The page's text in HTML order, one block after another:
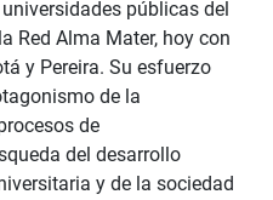
públicas del
Red Alma Mater, hoy con
y Pereira. Su esfuerzo
de la
de
del desarrollo
y de la sociedad